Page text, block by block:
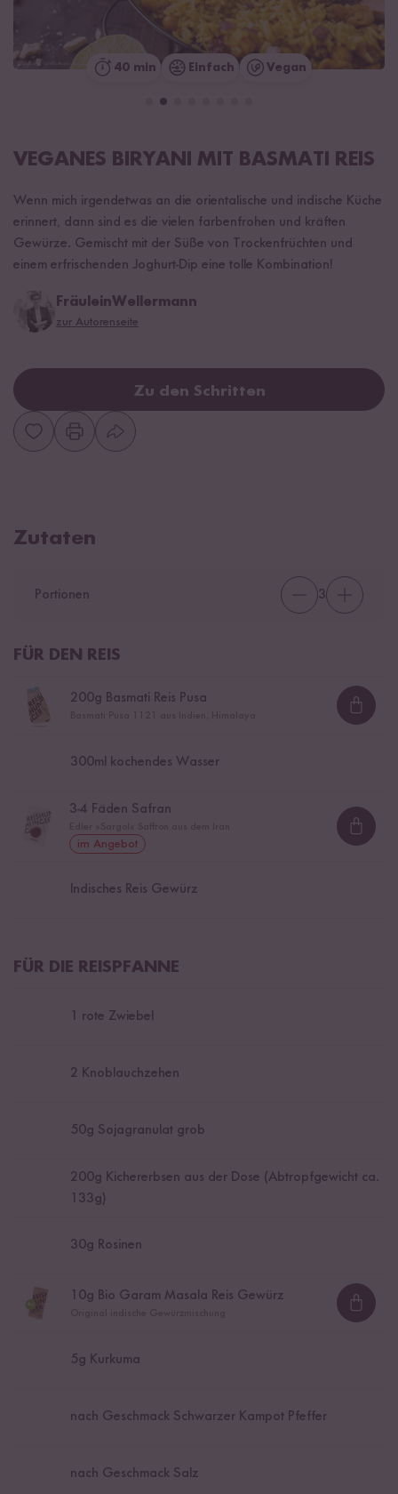
40 min Einfach Vegan
VEGANES BIRYANI MIT BASMATI REIS
Wenn mich irgendetwas an die orientalische und indische Küche
erinnert, dann sind es die vielen farbenfrohen und kräften
Gewürze. Gemischt mit der Süße von Trockenfrüchten und
einem erfrischenden Joghurt-Dip eine tolle Kombination!
FräuleinWellermann
zur Autorenseite
Zu den Schritten
Zutaten
Portionen 3
FÜR DEN REIS
200g Basmati Reis Pusa
300ml kochendes Wasser
3-4 Fäden Safran
im Angebot
Indisches Reis Gewürz
FÜR DIE REISPFANNE
1 rote Zwiebel
2 Knoblauchzehen
50g Sojagranulat grob
200g Kichererbsen aus der Dose (Abtropfgewicht ca.
133g)
30g Rosinen
10g Bio Garam Masala Reis Gewürz
5g Kurkuma
nach Geschmack Schwarzer Kampot Pfeffer
nach Geschmack Salz